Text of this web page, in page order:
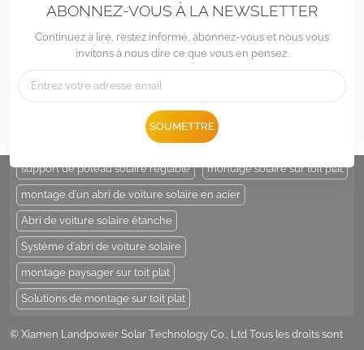
ABONNEZ-VOUS À LA NEWSLETTER
Continuez à lire, restez informé, abonnez-vous et nous vous
invitons à nous dire ce que vous en pensez.
SOUMETTRE
E-mail :Sales@LandpowerSolar.com
Add : Unit 206-9, No 15, Duiying Road, Jimei District, Xiamen, China
support de poteau solaire
support de poteau solaire réglable montage solaire sur toit plat
montage d'un abri de voiture solaire en acier
Abri de voiture solaire étanche
Système d'abri de voiture solaire
montage paysager sur toit plat
Solutions de montage sur toit plat
© Xiamen Landpower Solar Technology Co., Ltd Tous les droits sont